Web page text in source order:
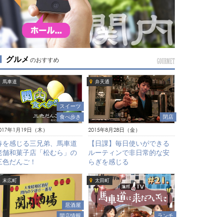
グルメ のおすすめ GOURMET
馬車道
スイーツ
食べ歩き
年1月19日（木）
を感じる三兄弟、馬車道
舗和菓子店「松むら」の
色だんご！
弁天通
閉店
2015年8月28日（金）
【日課】毎日使いができる
ルーティンで非日常的な安
らぎを感じる
末広町
居酒屋
開店情報
太田町
ランチ